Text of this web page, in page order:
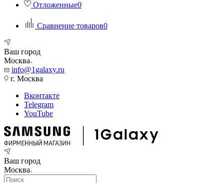
Отложенные0
Сравнение товаров0
Ваш город
Москва
info@1galaxy.ru
г. Москва
Вконтакте
Telegram
YouTube
Ваш город
Москва